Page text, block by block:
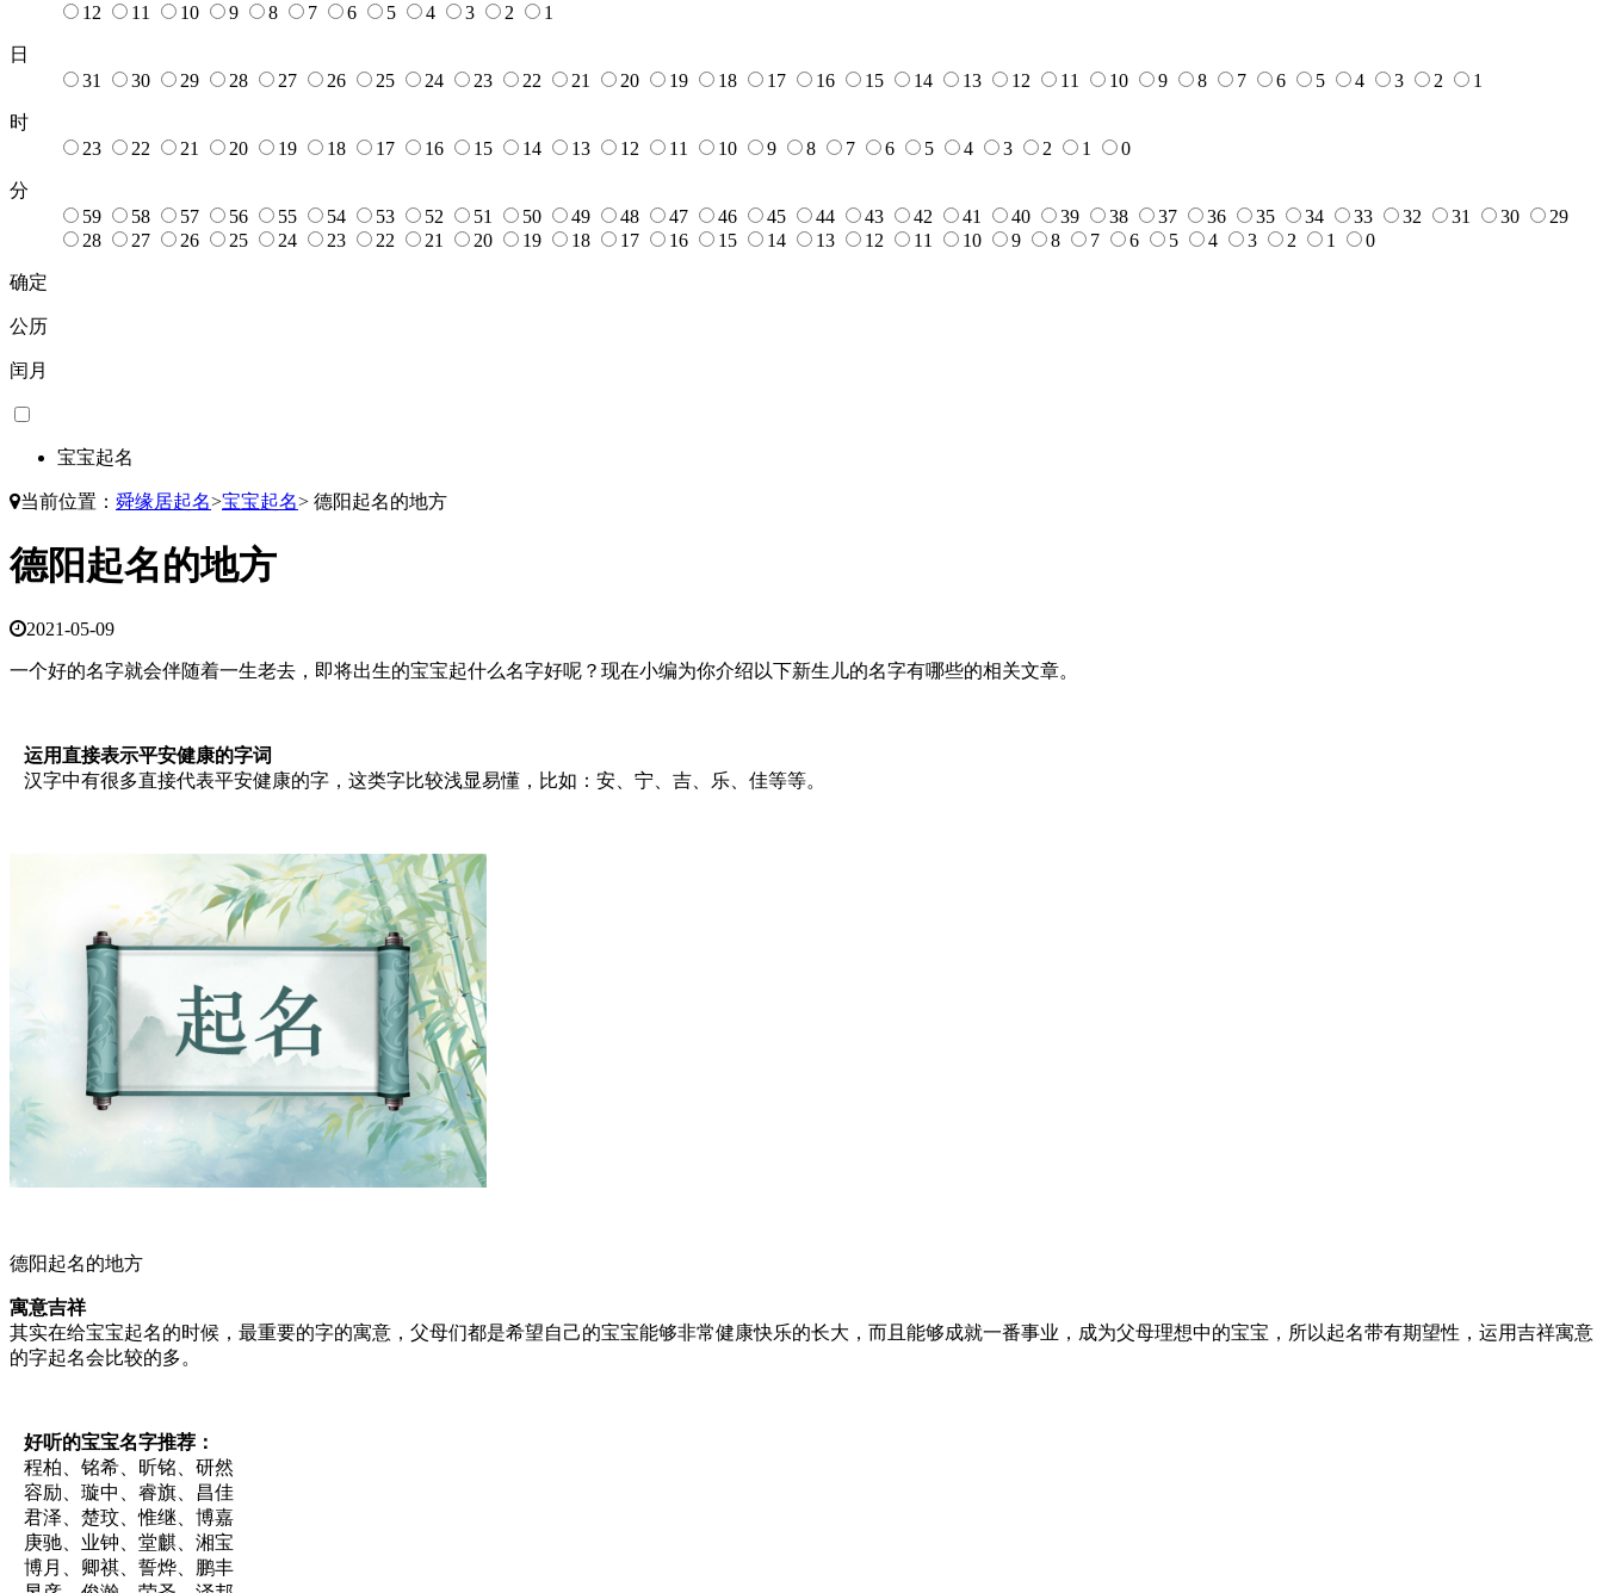
12
11 10 9 8 7 6 5 4 3 2 1
日
31
30 29 28 27 26 25 24 23 22 21 20 19 18 17 16 15 14 13 12 11 10 9 8 7 6 5 4 3 2 1
时
23
22 21 20 19 18 17 16 15 14 13 12 11 10 9 8 7 6 5 4 3 2 1 0
分
59
58 57 56 55 54 53 52 51 50 49 48 47 46 45 44 43 42 41 40 39 38 37 36 35 34 33 32 31 30
29
28
27 26 25 24 23 22 21 20 19 18 17 16 15 14 13 12 11 10 9 8 7 6 5 4 3 2 1 0
确定
公历
闰月
宝宝起名
当前位置： 舜缘居起名>宝宝起名> 德阳起名的地方
德阳起名的地方
2021-05-09
一个好的名字就会伴随着一生老去，即将出生的宝宝起什么名字好呢？现在小编为你介绍以下新生儿的名字有哪些的相关文章。
运用直接表示平安健康的字词
汉字中有很多直接代表平安健康的字，这类字比较浅显易懂，比如：安、宁、吉、乐、佳等等。
德阳起名的地方
寓意吉祥
其实在给宝宝起名的时候，最重要的字的寓意，父母们都是希望自己的宝宝能够非常健康快乐的长大，而且能够成就一番事业，成为父母理想中的宝宝，所以起名带有期望性，运用吉祥寓意
的字起名会比较的多。
好听的宝宝名字推荐：
程柏、铭希、昕铭、研然
容励、璇中、睿旗、昌佳
君泽、楚玟、惟继、博嘉
庚驰、业钟、堂麒、湘宝
博月、卿祺、誓烨、鹏丰